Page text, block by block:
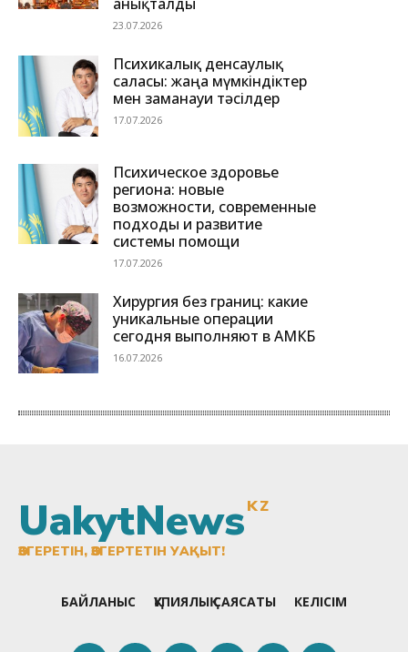
UakytNewsKZ
ӨЗГЕРЕТІН, ӨЗГЕРТЕТІН УАҚЫТ!
БАЙЛАНЫС ҚҰПИЯЛЫҚ САЯСАТЫ КЕЛІСІМ